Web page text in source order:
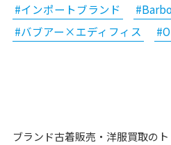
#インポートブランド
#バブアー×エディフィス
ブランド古着販売・洋服買取の